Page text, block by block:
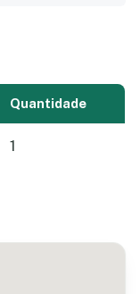
Quantidade
1